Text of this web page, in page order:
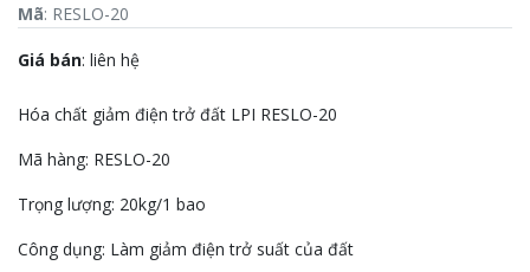
Mã: RESLO-20
Giá bán: liên hệ
Hóa chất giảm điện trở đất LPI RESLO-20
Mã hàng: RESLO-20
Trọng lượng: 20kg/1 bao
Công dụng: Làm giảm điện trở suất của đất